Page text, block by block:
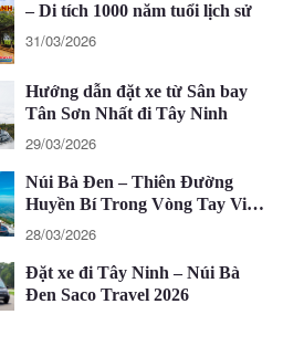
– Di tích 1000 năm tuổi lịch sử
31/03/2026
Hướng dẫn đặt xe từ Sân bay
Tân Sơn Nhất đi Tây Ninh
29/03/2026
Núi Bà Đen – Thiên Đường
Huyền Bí Trong Vòng Tay Việt
Nam
28/03/2026
Đặt xe đi Tây Ninh – Núi Bà
Đen Saco Travel 2026